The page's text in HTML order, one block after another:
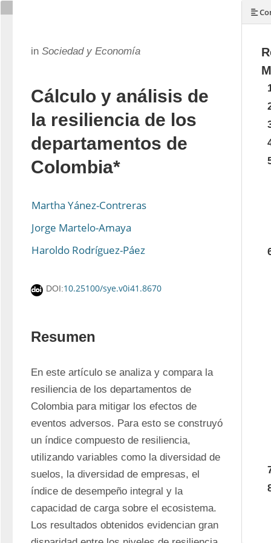
in Sociedad y Economía
Cálculo y análisis de
la resiliencia de los
departamentos de
Colombia*
Martha Yánez-Contreras
Jorge Martelo-Amaya
Haroldo Rodríguez-Páez
DOI:10.25100/sye.v0i41.8670
Resumen
En este artículo se analiza y compara la
resiliencia de los departamentos de
Colombia para mitigar los efectos de
eventos adversos. Para esto se construyó
un índice compuesto de resiliencia,
utilizando variables como la diversidad de
suelos, la diversidad de empresas, el
índice de desempeño integral y la
capacidad de carga sobre el ecosistema.
Los resultados obtenidos evidencian gran